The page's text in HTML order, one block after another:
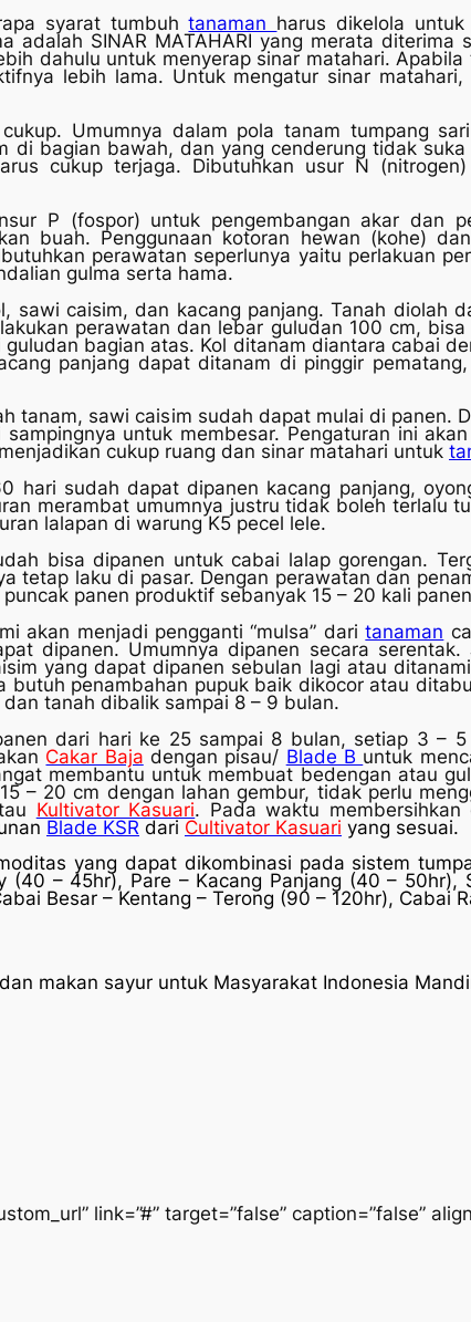
syarat tumbuhtanaman harus dikelola
adalah SINAR MATAHARI yang merata
dahulu untuk menyerap sinar matahari.
lebih lama. Untuk mengatur sinar
Umumnya dalam pola tanam tumpang
di bagian bawah, dan yang cenderung tidak
cukup terjaga. Dibutuhkan usur N
P (fospor) untuk pengembangan akar dan
buah. Penggunaan kotoran hewan (kohe)
perawatan seperlunya yaitu perlakuan
gulma serta hama.
sawi caisim, dan kacang panjang. Tanah diolah
perawatan dan lebar guludan 100 cm,
bagian atas. Kol ditanam diantara cabai
panjang dapat ditanam di pinggir
tanam, sawi caisim sudah dapat mulai di panen.
untuk membesar. Pengaturan ini
cukup ruang dan sinar matahari untuk
hari sudah dapat dipanen kacang panjang,
merambat umumnya justru tidak boleh terlalu
lalapan di warung K5 pecel lele.
bisa dipanen untuk cabai lalap gorengan.
tetap laku di pasar. Dengan perawatan dan
panen produktif sebanyak 15 – 20 kali
akan menjadi pengganti “mulsa” daritanaman
dipanen. Umumnya dipanen secara
yang dapat dipanen sebulan lagi atau
butuh penambahan pupuk baik dikocor atau
tanah dibalik sampai 8 – 9 bulan.
dari hari ke 25 sampai 8 bulan, setiap 3 –
Cakar Baja dengan pisau/ Blade B untuk
membantu untuk membuat bedengan atau
– 20 cm dengan lahan gembur, tidak perlu
Kultivator Kasuari. Pada waktu
Blade KSR dari Cultivator Kasuari yang sesuai.
yang dapat dikombinasi pada sistem
– 45hr), Pare – Kacang Panjang (40 – 50hr),
Besar – Kentang – Terong (90 – 120hr), Cabai
makan sayur untuk Masyarakat Indonesia
link=”#” target=”false” caption=”false”